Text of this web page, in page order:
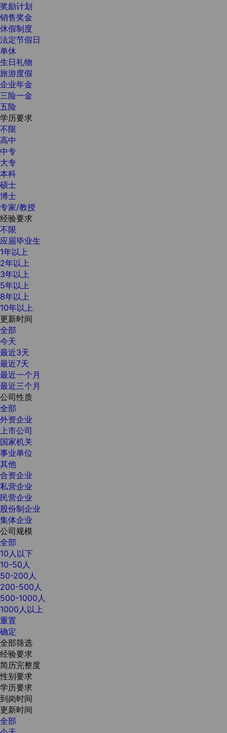
奖励计划
销售奖金
休假制度
法定节假日
单休
生日礼物
旅游度假
企业年金
三险一金
五险
学历要求
不限
高中
中专
大专
本科
硕士
博士
专家/教授
经验要求
不限
应届毕业生
1年以上
2年以上
3年以上
5年以上
8年以上
10年以上
更新时间
全部
今天
最近3天
最近7天
最近一个月
最近三个月
公司性质
全部
外资企业
上市公司
国家机关
事业单位
其他
合资企业
私营企业
民营企业
股份制企业
集体企业
公司规模
全部
10人以下
10-50人
50-200人
200-500人
500-1000人
1000人以上
重置
确定
全部筛选
经验要求
简历完整度
性别要求
学历要求
到岗时间
更新时间
全部